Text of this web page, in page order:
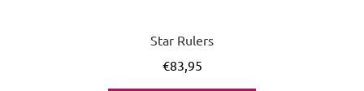
Star Rulers
€83,95